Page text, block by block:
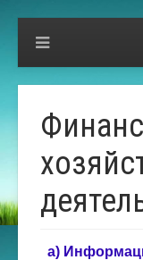
а)